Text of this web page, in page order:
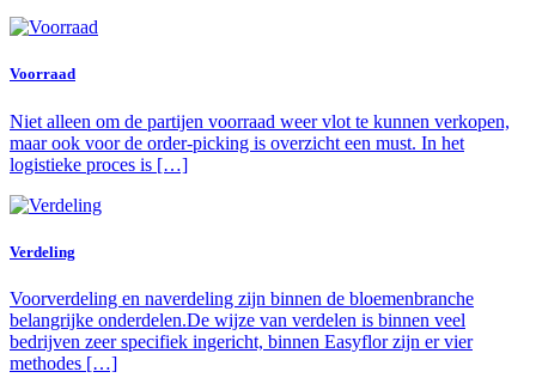
Voorraad
Niet alleen om de partijen voorraad weer vlot te kunnen verkopen,
maar ook voor de order-picking is overzicht een must. In het
logistieke proces is […]
Verdeling
Voorverdeling en naverdeling zijn binnen de bloemenbranche
belangrijke onderdelen.De wijze van verdelen is binnen veel
bedrijven zeer specifiek ingericht, binnen Easyflor zijn er vier
methodes […]